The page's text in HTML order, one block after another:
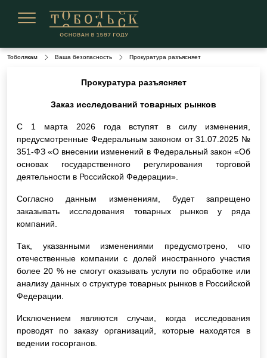
Тоболякам Ваша безопасность Прокуратура разъясняет
Прокуратура разъясняет
Заказ исследований товарных рынков
С 1 марта 2026 года вступят в силу изменения,
предусмотренные Федеральным законом от 31.07.2025 №
351-ФЗ «О внесении изменений в Федеральный закон «Об
основах государственного регулирования торговой
деятельности в Российской Федерации».
Согласно данным изменениям, будет запрещено
заказывать исследования товарных рынков у ряда
компаний.
Так, указанными изменениями предусмотрено, что
отечественные компании с долей иностранного участия
более 20 % не смогут оказывать услуги по обработке или
анализу данных о структуре товарных рынков в Российской
Федерации.
Исключением являются случаи, когда исследования
проводят по заказу организаций, которые находятся в
ведении госорганов.